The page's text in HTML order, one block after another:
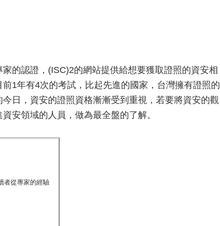
認證，(ISC)2的網站提供給想要獲取證照的資安相
1年有4次的考試，比起先進的國家，台灣擁有證照的
日，資安的證照資格漸漸受到重視，若要將資安的觀
安領域的人員，做為最全盤的了解。
者從專家的經驗